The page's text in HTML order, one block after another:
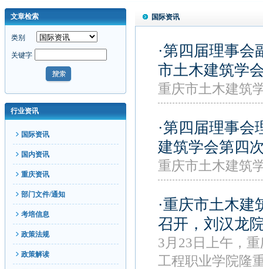
文章检索
类别
关键字
行业资讯
国际资讯
国内资讯
重庆资讯
部门文件/通知
考培信息
政策法规
政策解读
国际资讯
·第四届理事
市土木建筑学
重庆市土木建筑
·第四届理事
建筑学会第四
重庆市土木建筑
·重庆市土木
召开，刘汉龙
3月23日上午，
工程职业学院隆